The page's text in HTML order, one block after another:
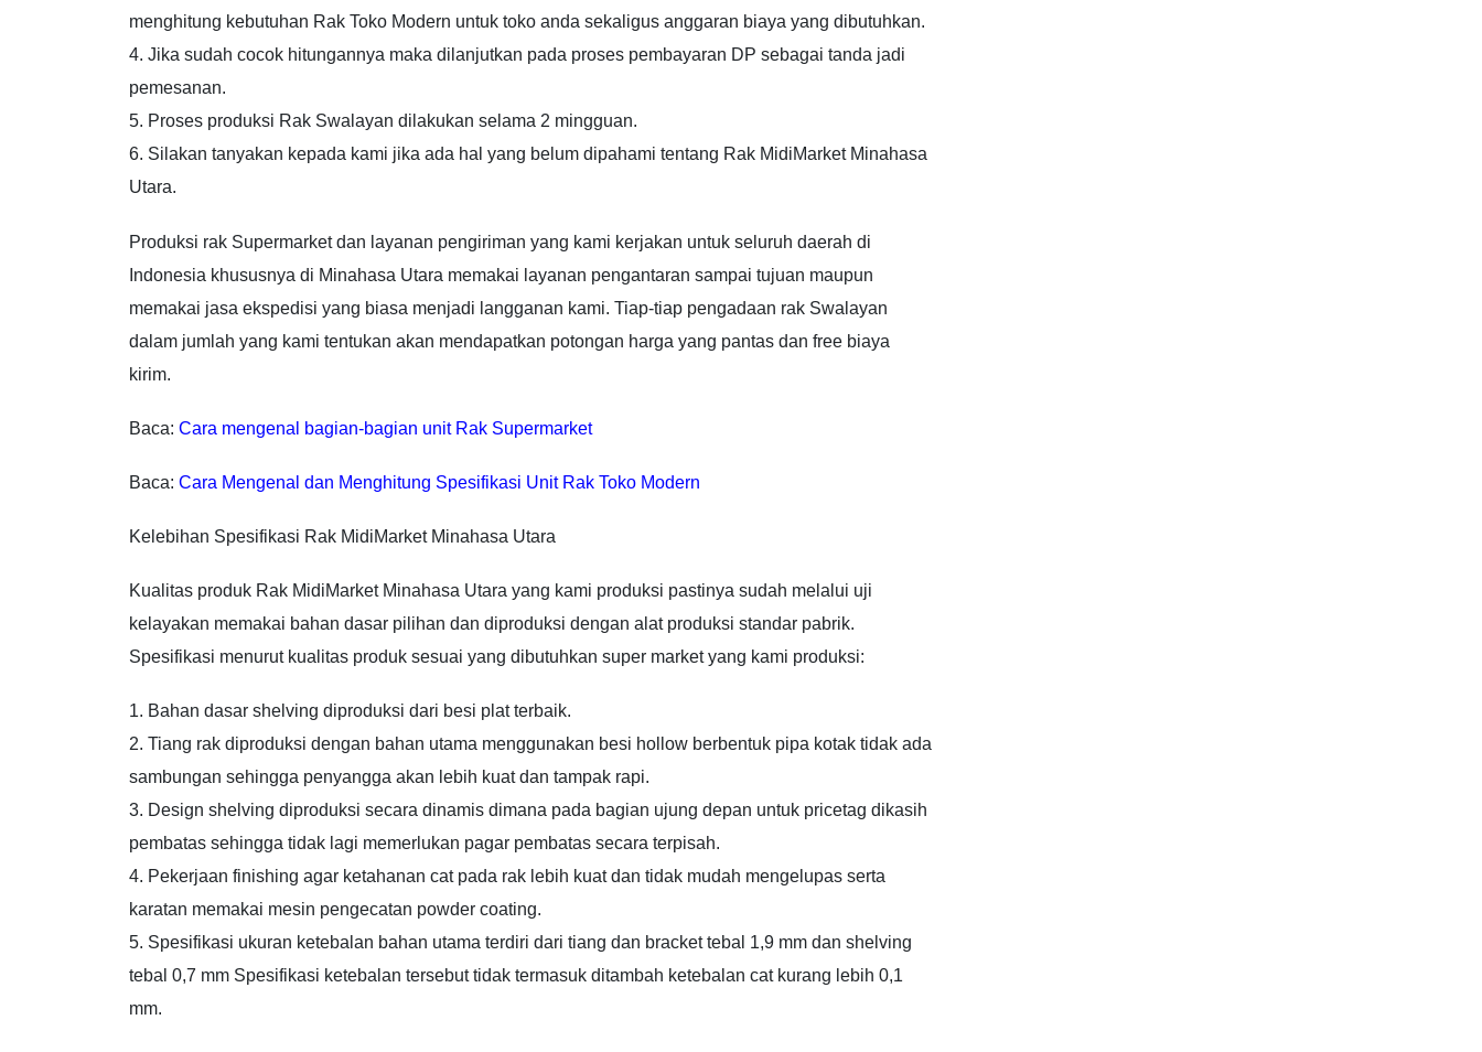
menghitung kebutuhan Rak Toko Modern untuk toko anda sekaligus anggaran biaya yang dibutuhkan.
4. Jika sudah cocok hitungannya maka dilanjutkan pada proses pembayaran DP sebagai tanda jadi
pemesanan.
5. Proses produksi Rak Swalayan dilakukan selama 2 mingguan.
6. Silakan tanyakan kepada kami jika ada hal yang belum dipahami tentang Rak MidiMarket Minahasa
Utara.
Produksi rak Supermarket dan layanan pengiriman yang kami kerjakan untuk seluruh daerah di
Indonesia khususnya di Minahasa Utara memakai layanan pengantaran sampai tujuan maupun
memakai jasa ekspedisi yang biasa menjadi langganan kami. Tiap-tiap pengadaan rak Swalayan
dalam jumlah yang kami tentukan akan mendapatkan potongan harga yang pantas dan free biaya
kirim.
Baca: Cara mengenal bagian-bagian unit Rak Supermarket
Baca: Cara Mengenal dan Menghitung Spesifikasi Unit Rak Toko Modern
Kelebihan Spesifikasi Rak MidiMarket Minahasa Utara
Kualitas produk Rak MidiMarket Minahasa Utara yang kami produksi pastinya sudah melalui uji
kelayakan memakai bahan dasar pilihan dan diproduksi dengan alat produksi standar pabrik.
Spesifikasi menurut kualitas produk sesuai yang dibutuhkan super market yang kami produksi:
1. Bahan dasar shelving diproduksi dari besi plat terbaik.
2. Tiang rak diproduksi dengan bahan utama menggunakan besi hollow berbentuk pipa kotak tidak ada
sambungan sehingga penyangga akan lebih kuat dan tampak rapi.
3. Design shelving diproduksi secara dinamis dimana pada bagian ujung depan untuk pricetag dikasih
pembatas sehingga tidak lagi memerlukan pagar pembatas secara terpisah.
4. Pekerjaan finishing agar ketahanan cat pada rak lebih kuat dan tidak mudah mengelupas serta
karatan memakai mesin pengecatan powder coating.
5. Spesifikasi ukuran ketebalan bahan utama terdiri dari tiang dan bracket tebal 1,9 mm dan shelving
tebal 0,7 mm Spesifikasi ketebalan tersebut tidak termasuk ditambah ketebalan cat kurang lebih 0,1
mm.